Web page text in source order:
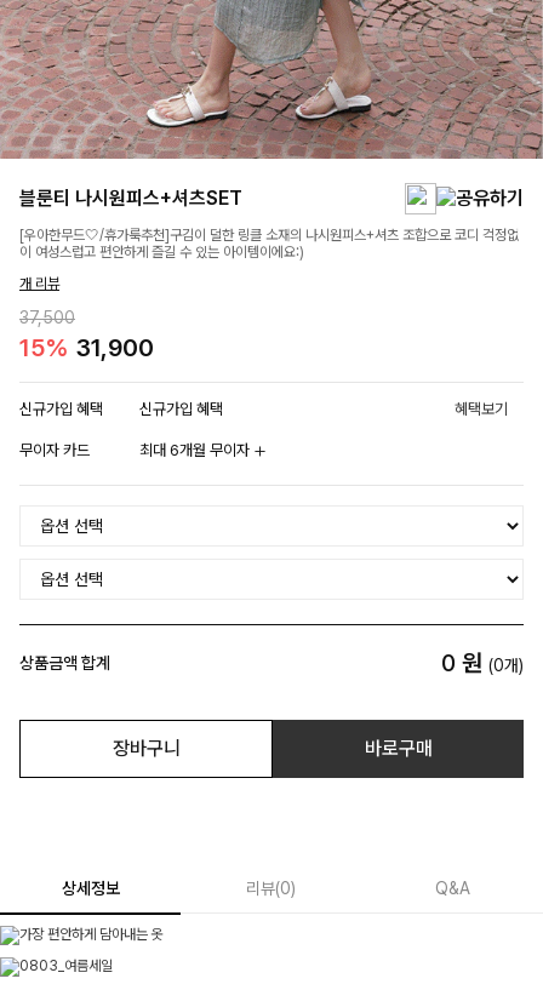
블룬티 나시원피스+셔츠SET
[우아한무드🤍/휴가룩추천]구김이 덜한 링클 소재의 나시원피스+셔츠 조합으로 코디 걱정없
이 여성스럽고 편안하게 즐길 수 있는 아이템이에요:)
개 리뷰
37,500
15% 31,900
신규가입 혜택 신규가입 혜택 혜택보기
무이자 카드 최대 6개월 무이자
상품금액 합계 0 원 (0개)
장바구니 바로구매
상세정보 리뷰(0) Q&A